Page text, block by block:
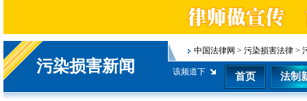
污染损害新闻
中国法律网 > 污染损害法律 >
该频道下 首页 法制